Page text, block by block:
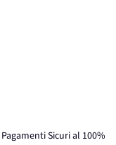
Pagamenti Sicuri al 100%